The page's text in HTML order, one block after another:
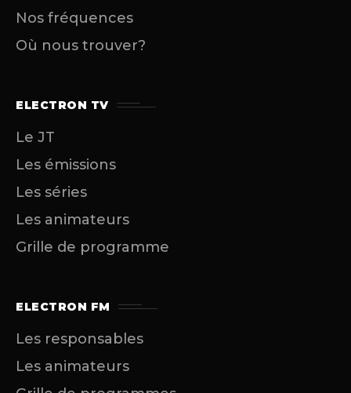
Nos fréquences
Où nous trouver?
ELECTRON TV
Le JT
Les émissions
Les séries
Les animateurs
Grille de programme
ELECTRON FM
Les responsables
Les animateurs